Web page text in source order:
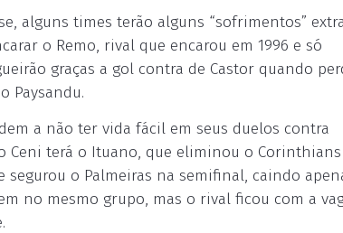
alguns times terão alguns “sofrimentos”
o Remo, rival que encarou em 1996 e só
graças a gol contra de Castor quando
Paysandu.
a não ter vida fácil em seus duelos contra
Ceni terá o Ituano, que eliminou o
o Palmeiras na semifinal, caindo
no mesmo grupo, mas o rival ficou com a